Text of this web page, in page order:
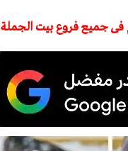
فى جميع فروع بيت الجملة